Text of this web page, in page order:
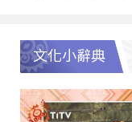
文化小辭典